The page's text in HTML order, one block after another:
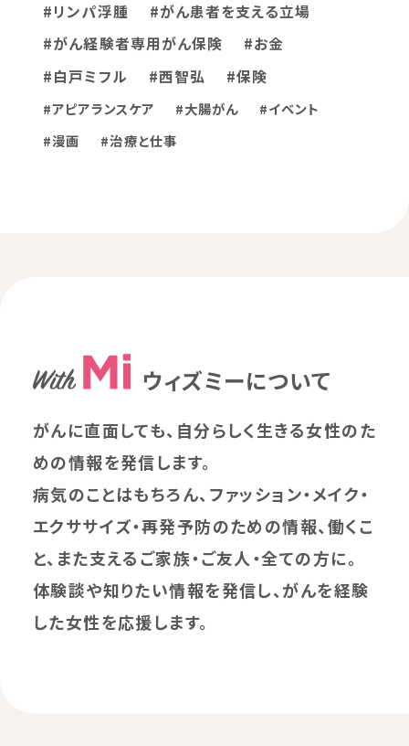
#リンパ浮腫
#がん患者を支える立場
#がん経験者専用がん保険
#お金
#白戸ミフル
#西智弘 #保険
#アピアランスケア #大腸がん
#イベント
#漫画
#治療と仕事
ウィズミーについて
がんに直面しても、自分らしく生きる女性のた
めの情報を発信します。
病気のことはもちろん、ファッション・メイク・
エクササイズ・再発予防のための情報、働くこ
と、また支えるご家族・ご友人・全ての方に。
体験談や知りたい情報を発信し、がんを経験
した女性を応援します。